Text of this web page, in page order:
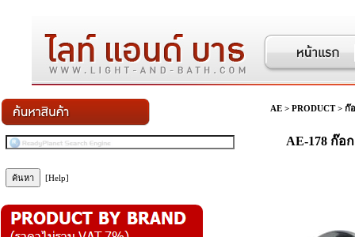
[Help]
AE > PRODUCT> ก๊
AE-178 ก๊